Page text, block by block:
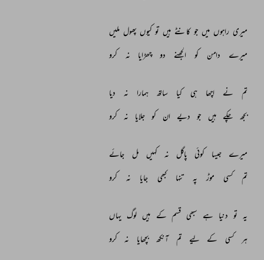
میری راہوں میں جو کانٹے ہیں تو کیوں پھول ملیں
میرے دامن کو الجھنے دو چھڑایا نہ کرو
تم نے اچھا ہی کیا ساتھ ہمارا نہ دیا
بجھ چکے ہیں جو دیے ان کو جلایا نہ کرو
میرے جیسا کوئی پاگل نہ کہیں مل جائے
تم کسی موڑ پہ تنہا کبھی جایا نہ کرو
یہ تو دنیا ہے سبھی قسم کے ہیں لوگ یہاں
ہر کسی کے لیے تم آنکھ بچھایا نہ کرو